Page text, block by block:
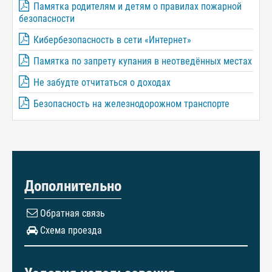
Памятка родителям и детям о правилах пожарной
безопасности
Кибербезопасность в сети «Интернет»
Памятка по запрету купания в неотведённых местах
Не забудте отчитаться о доходах
Безопасность на железнодорожном транспорте
Дополнительно
Обратная связь
Схема проезда